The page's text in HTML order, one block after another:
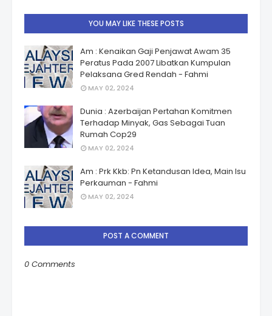
YOU MAY LIKE THESE POSTS
Am : Kenaikan Gaji Penjawat Awam 35
Peratus Pada 2007 Libatkan Kumpulan
Pelaksana Gred Rendah - Fahmi
MAY 02, 2024
Dunia : Azerbaijan Pertahan Komitmen
Terhadap Minyak, Gas Sebagai Tuan
Rumah Cop29
MAY 02, 2024
Am : Prk Kkb: Pn Ketandusan Idea, Main Isu
Perkauman - Fahmi
MAY 02, 2024
POST A COMMENT
0 Comments